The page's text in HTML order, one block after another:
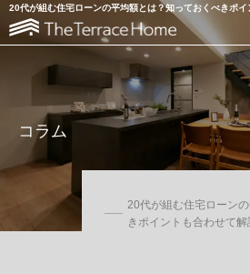
20代が組む住宅ローンの平均額とは？知っておくべきポイ
コラム
20代が組む住宅ローン
きポイントも合わせて解